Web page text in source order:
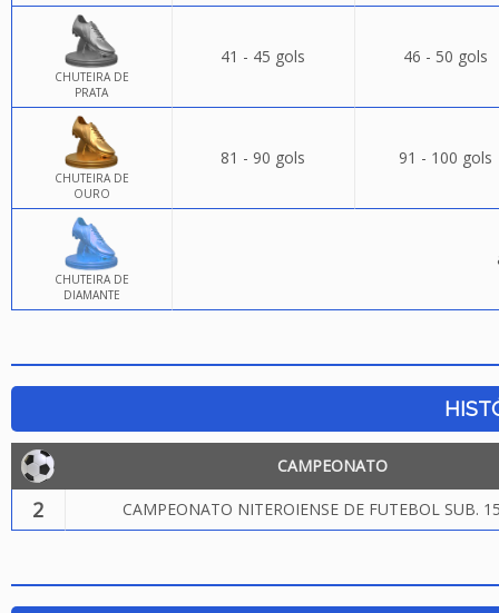
CHUTEIRA DE
PRATA
41 - 45 gols 46 - 50 gols
CHUTEIRA DE
OURO
81 - 90 gols 91 - 100 gols
CHUTEIRA DE
DIAMANTE
CAMPEONATO
2 CAMPEONATO NITEROIENSE DE FUTEBOL SUB.